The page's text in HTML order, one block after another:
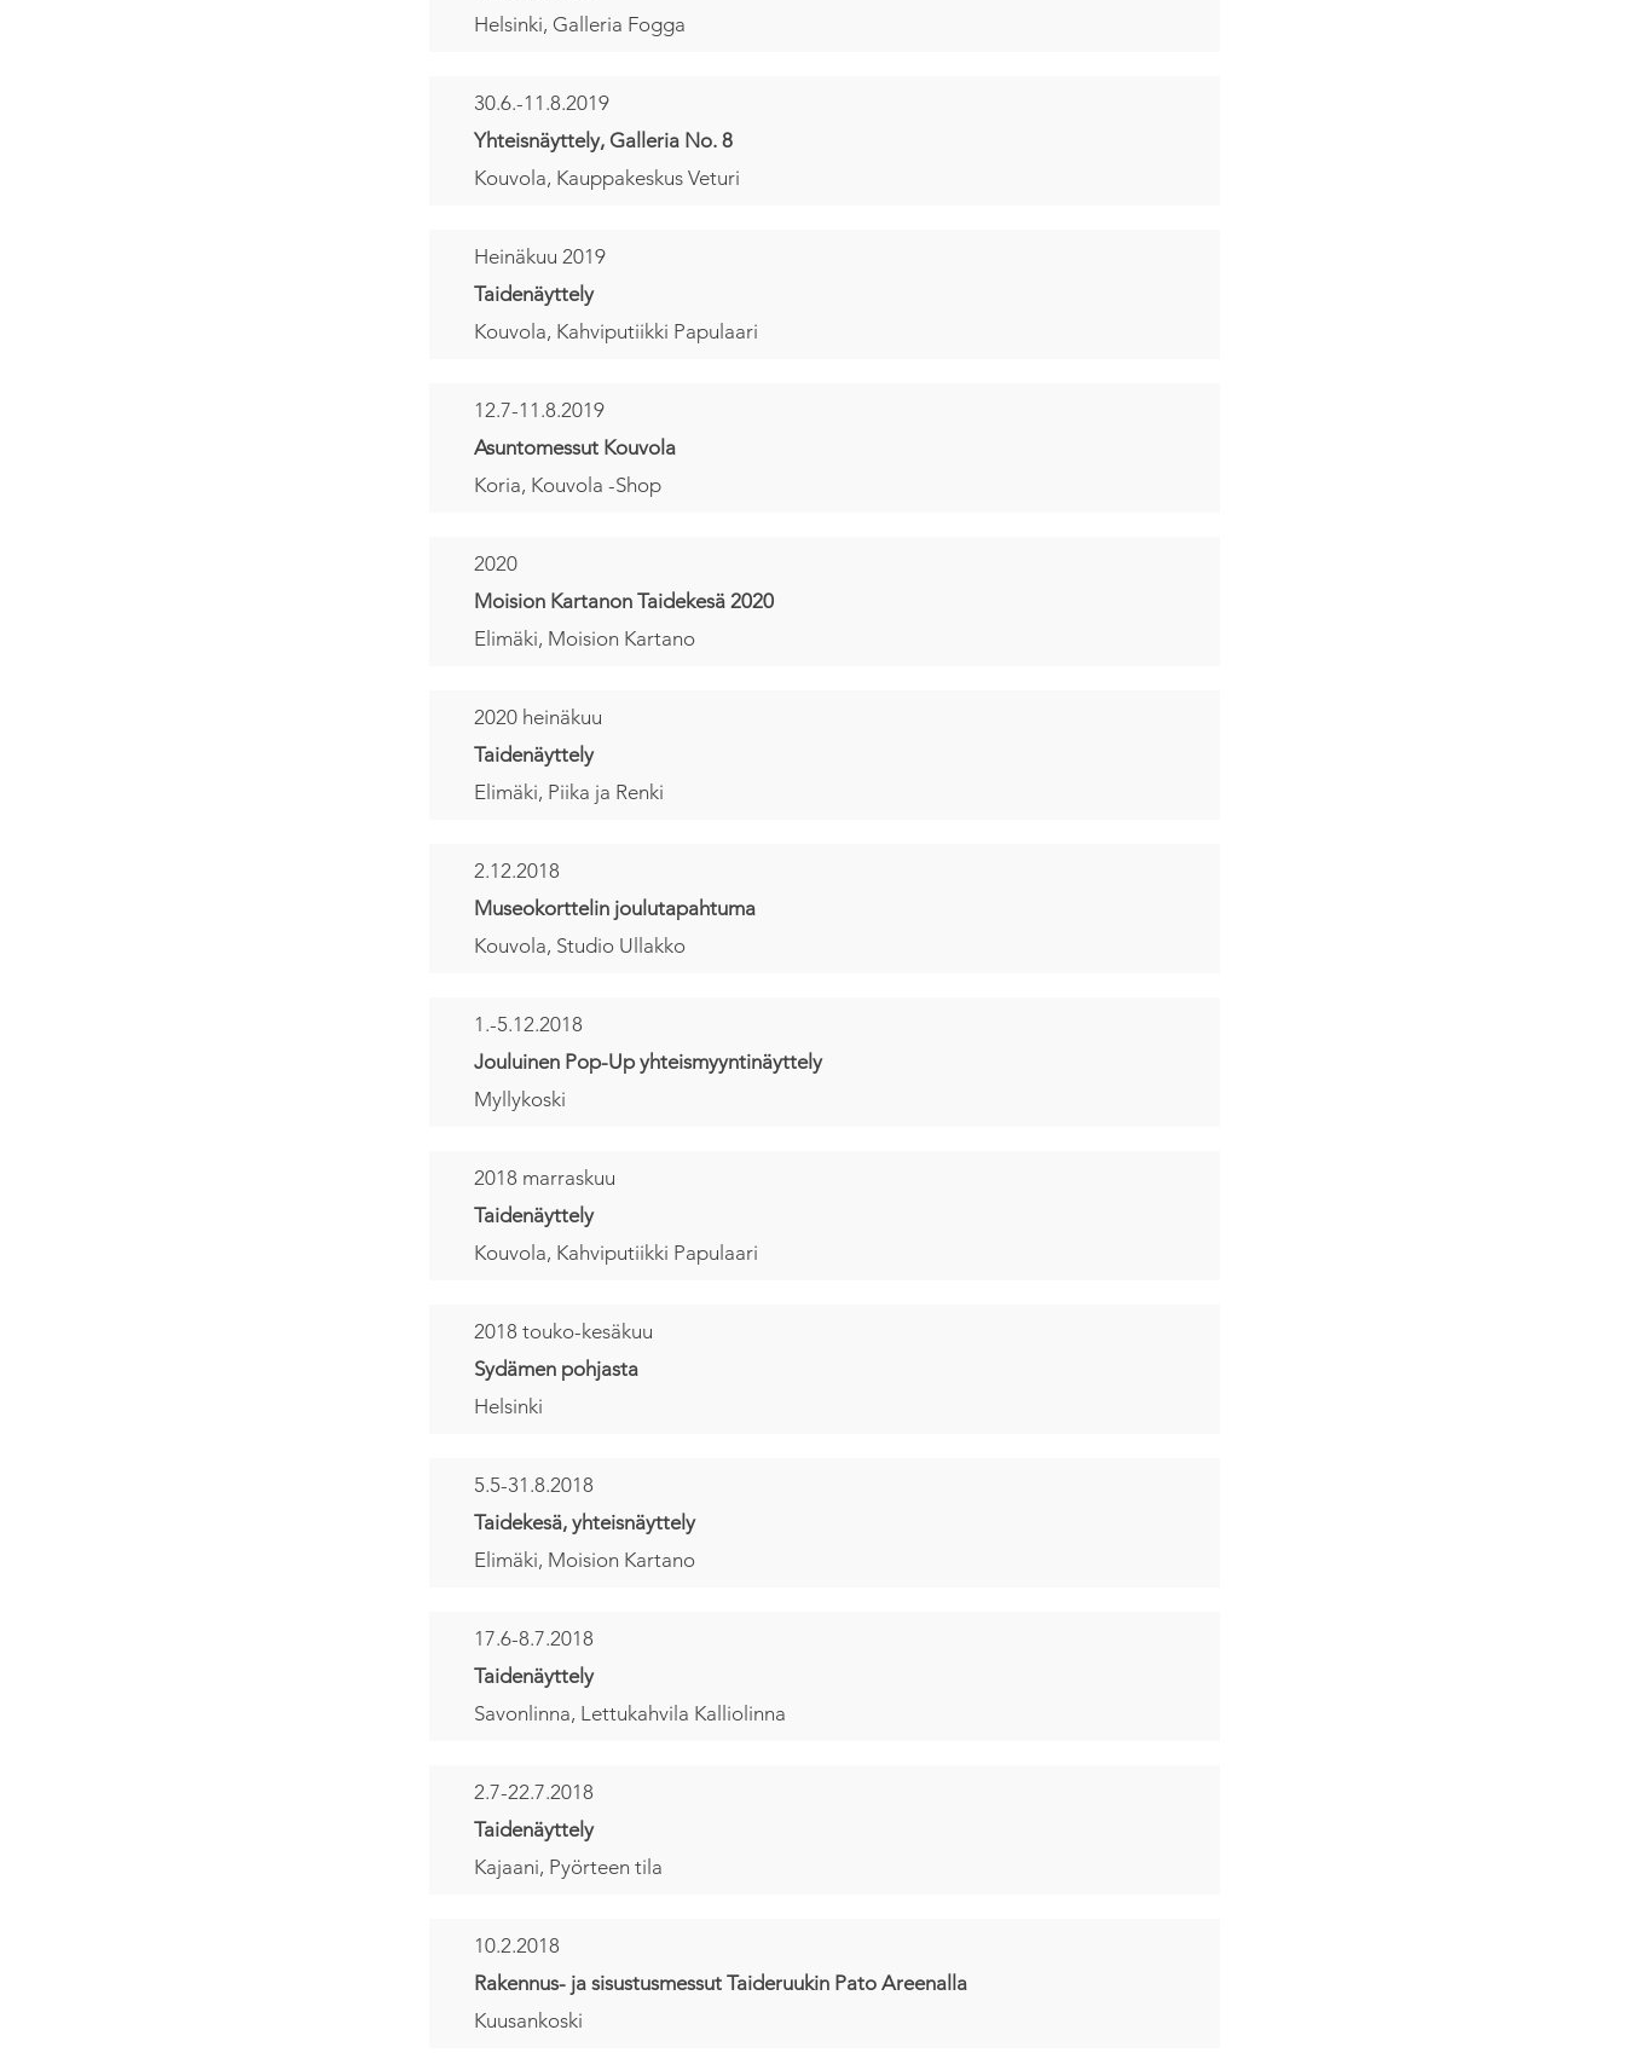
Helsinki, Galleria Fogga
30.6.-11.8.2019
Yhteisnäyttely, Galleria No. 8
Kouvola, Kauppakeskus Veturi
Heinäkuu 2019
Taidenäyttely
Kouvola, Kahviputiikki Papulaari
12.7-11.8.2019
Asuntomessut Kouvola
Koria, Kouvola -Shop
2020
Moision Kartanon Taidekesä 2020
Elimäki, Moision Kartano
2020 heinäkuu
Taidenäyttely
Elimäki, Piika ja Renki
2.12.2018
Museokorttelin joulutapahtuma
Kouvola, Studio Ullakko
1.-5.12.2018
Jouluinen Pop-Up yhteismyyntinäyttely
Myllykoski
2018 marraskuu
Taidenäyttely
Kouvola, Kahviputiikki Papulaari
2018 touko-kesäkuu
Sydämen pohjasta
Helsinki
5.5-31.8.2018
Taidekesä, yhteisnäyttely
Elimäki, Moision Kartano
17.6-8.7.2018
Taidenäyttely
Savonlinna, Lettukahvila Kalliolinna
2.7-22.7.2018
Taidenäyttely
Kajaani, Pyörteen tila
10.2.2018
Rakennus- ja sisustusmessut Taideruukin Pato Areenalla
Kuusankoski